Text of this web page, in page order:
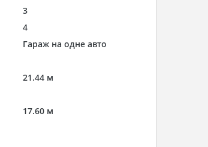
3
4
Гараж на одне авто
21.44 м
17.60 м